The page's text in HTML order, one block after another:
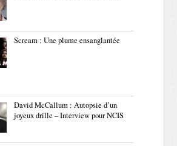
Scream : Une plume ensanglantée
David McCallum : Autopsie d’un
joyeux drille – Interview pour NCIS